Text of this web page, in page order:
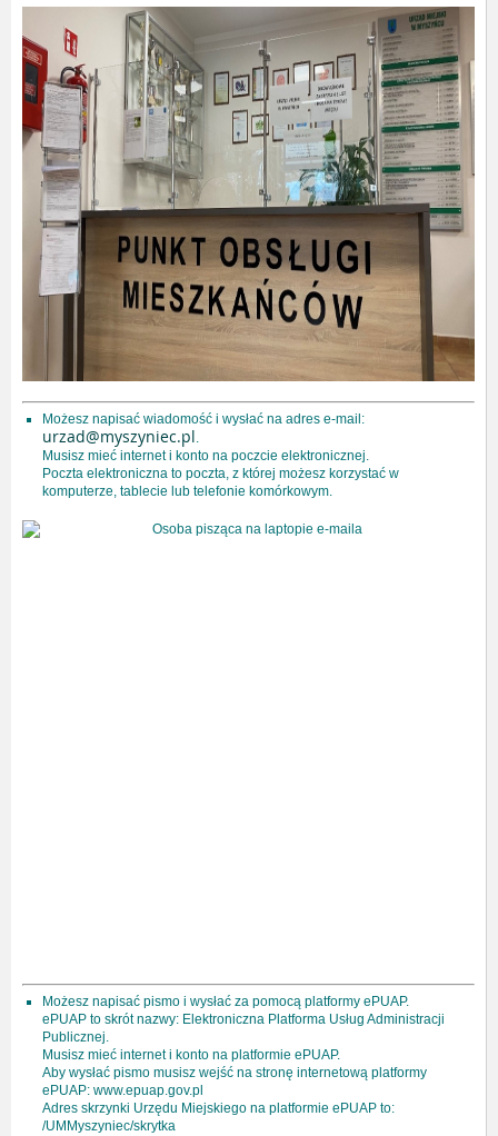
Możesz napisać wiadomość i wysłać na adres e-mail:
urzad@myszyniec.pl.
Musisz mieć internet i konto na poczcie elektronicznej.
Poczta elektroniczna to poczta, z której możesz korzystać w
komputerze, tablecie lub telefonie komórkowym.
Możesz napisać pismo i wysłać za pomocą platformy ePUAP.
ePUAP to skrót nazwy: Elektroniczna Platforma Usług Administracji
Publicznej.
Musisz mieć internet i konto na platformie ePUAP.
Aby wysłać pismo musisz wejść na stronę internetową platformy
ePUAP: www.epuap.gov.pl
Adres skrzynki Urzędu Miejskiego na platformie ePUAP to:
/UMMyszyniec/skrytka